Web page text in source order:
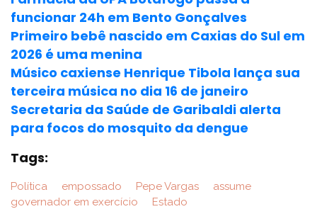
funcionar 24h em Bento Gonçalves
Primeiro bebê nascido em Caxias do Sul em
2026 é uma menina
Músico caxiense Henrique Tibola lança sua
terceira música no dia 16 de janeiro
Secretaria da Saúde de Garibaldi alerta
para focos do mosquito da dengue
Tags:
Política empossado Pepe Vargas
assume
governador em exercício
Estado